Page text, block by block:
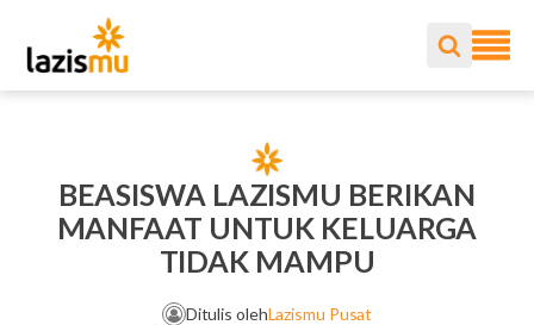
BEASISWA LAZISMU BERIKAN
MANFAAT UNTUK KELUARGA
TIDAK MAMPU
Ditulis olehLazismu Pusat